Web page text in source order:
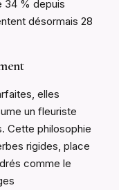
34 % depuis
désormais 28
elles
un fleuriste
Cette philosophie
rigides, place
comme le